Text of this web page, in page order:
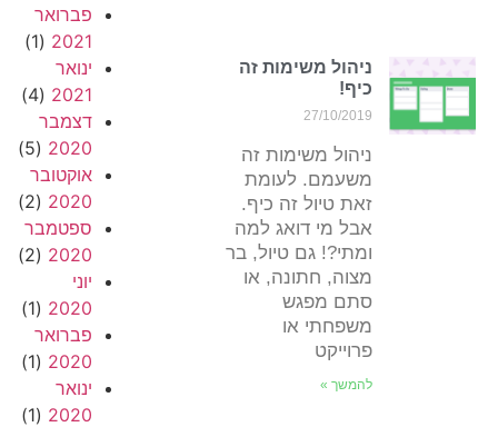
ניהול משימות זה
כיף!
27/10/2019
ניהול משימות זה
משעמם. לעומת
זאת טיול זה כיף.
אבל מי דואג למה
ומתי?! גם טיול, בר
מצוה, חתונה, או
סתם מפגש
משפחתי או
פרוייקט
להמשך »
פברואר
2021
(1)
ינואר
2021
(4)
דצמבר
2020
(5)
אוקטובר
2020
(2)
ספטמבר
2020
(2)
יוני
2020
(1)
פברואר
2020
(1)
ינואר
2020
(1)